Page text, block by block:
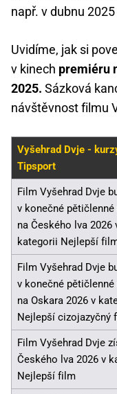
např. v dubnu
Uvidíme, jak si
v kinech premiéru
2025. Sázková
návštěvnost filmu
Vyšehrad Dvje -
Tipsport
Film Vyšehrad Dvje
v konečné
na Českého lva 2026
kategorii Nejlepší
Film Vyšehrad Dvje
v konečné
na Oskara 2026 v
Nejlepší cizojazyčný
Film Vyšehrad Dvje
Českého lva 2026 v
Nejlepší film